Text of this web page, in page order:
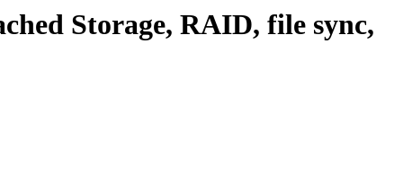
Storage, RAID, file sync,